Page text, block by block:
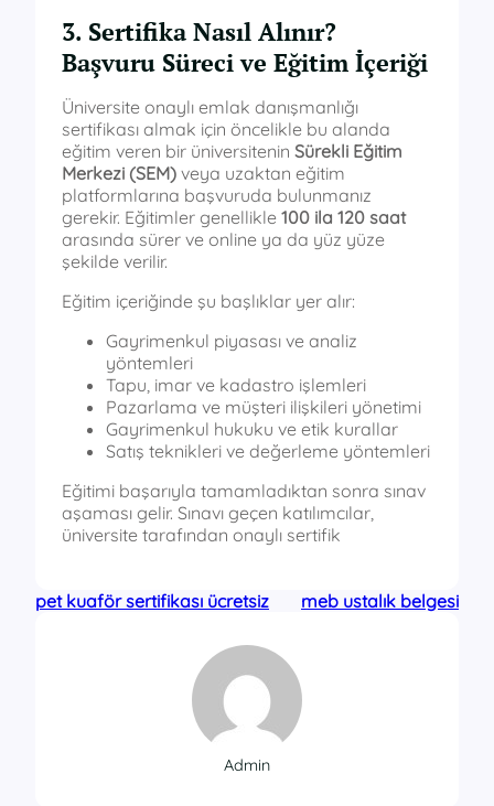
3. Sertifika Nasıl Alınır?
Başvuru Süreci ve Eğitim İçeriği
Üniversite onaylı emlak danışmanlığı
sertifikası almak için öncelikle bu alanda
eğitim veren bir üniversitenin Sürekli Eğitim
Merkezi (SEM) veya uzaktan eğitim
platformlarına başvuruda bulunmanız
gerekir. Eğitimler genellikle 100 ila 120 saat
arasında sürer ve online ya da yüz yüze
şekilde verilir.
Eğitim içeriğinde şu başlıklar yer alır:
Gayrimenkul piyasası ve analiz
yöntemleri
Tapu, imar ve kadastro işlemleri
Pazarlama ve müşteri ilişkileri yönetimi
Gayrimenkul hukuku ve etik kurallar
Satış teknikleri ve değerleme yöntemleri
Eğitimi başarıyla tamamladıktan sonra sınav
aşaması gelir. Sınavı geçen katılımcılar,
üniversite tarafından onaylı sertifik
pet kuaför sertifikası ücretsiz meb ustalık belgesi
Admin